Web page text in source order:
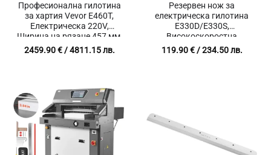
Професионална гилотина
за хартия Vevor E460T,
Електрическа 220V,
Ширина на рязане 457 мм,
Дебелина на рязане 58 мм,
Хидравлично рязане с
2459.90€/ 4811.15 лв.
Резервен нож за
електрическа гилотина
E330D/E330S,
Високоскоростна
инструментална стомана,
Размер 585 x 44 x 6 мм
119.90€/ 234.50 лв.